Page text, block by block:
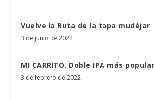
Vuelve la Ruta de la tapa mudéjar
3 de junio de 2022
MI CARRITO. Doble IPA más popular
3 de febrero de 2022